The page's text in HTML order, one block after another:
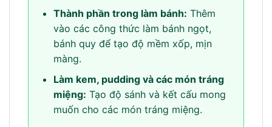
Thành phần trong làm bánh: Thêm
vào các công thức làm bánh ngọt,
bánh quy để tạo độ mềm xốp, mịn
màng.
Làm kem, pudding và các món tráng
miệng: Tạo độ sánh và kết cấu mong
muốn cho các món tráng miệng.